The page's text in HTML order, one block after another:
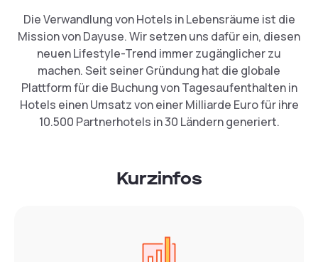
Die Verwandlung von Hotels in Lebensräume ist die
Mission von Dayuse. Wir setzen uns dafür ein, diesen
neuen Lifestyle-Trend immer zugänglicher zu
machen. Seit seiner Gründung hat die globale
Plattform für die Buchung von Tagesaufenthalten in
Hotels einen Umsatz von einer Milliarde Euro für ihre
10.500 Partnerhotels in 30 Ländern generiert.
Kurzinfos